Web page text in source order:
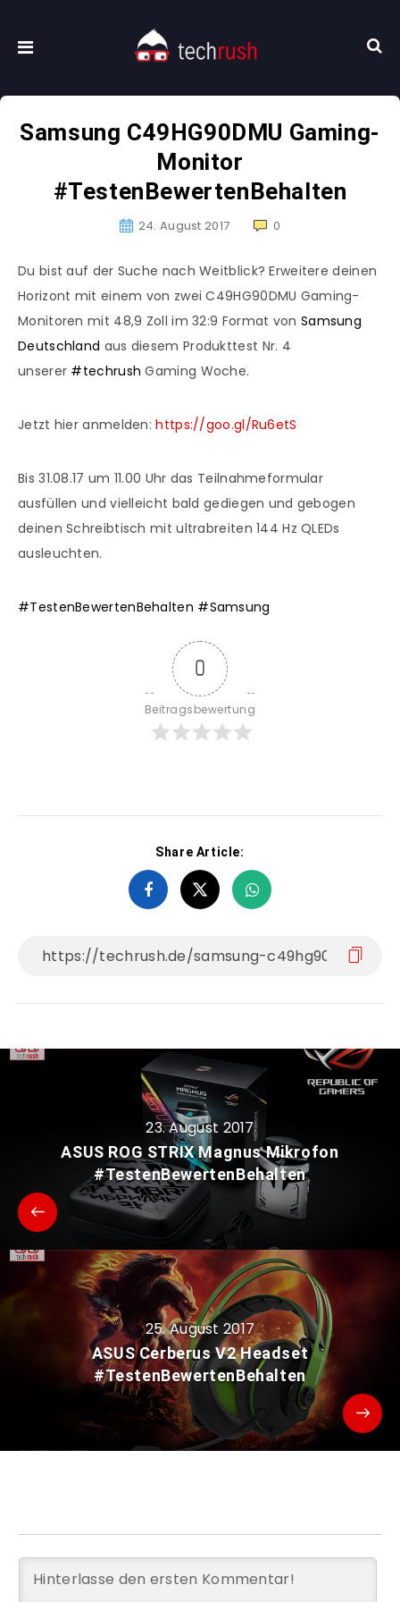
Samsung C49HG90DMU Gaming-
Monitor
#TestenBewertenBehalten
24. August 2017 0
Du bist auf der Suche nach Weitblick? Erweitere deinen
Horizont mit einem von zwei C49HG90DMU Gaming-
Monitoren mit 48,9 Zoll im 32:9 Format von Samsung
Deutschland aus diesem Produkttest Nr. 4
unserer #techrush Gaming Woche.
Jetzt hier anmelden:https://goo.gl/Ru6etS
Bis 31.08.17 um 11.00 Uhr das Teilnahmeformular
ausfüllen und vielleicht bald gediegen und gebogen
deinen Schreibtisch mit ultrabreiten 144 Hz QLEDs
ausleuchten.
#TestenBewertenBehalten #Samsung
0
Beitragsbewertung
Share Article:
23. August 2017
ASUS ROG STRIX Magnus Mikrofon
#TestenBewertenBehalten
25. August 2017
ASUS Cerberus V2 Headset
#TestenBewertenBehalten